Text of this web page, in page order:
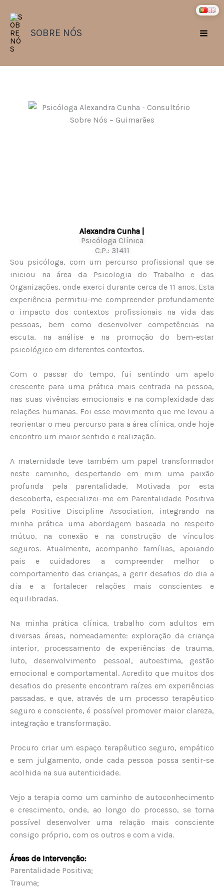
content
SOBRE NÓS
Alexandra Cunha |
Psicóloga Clínica
C.P.: 31411
Sou psicóloga, com um percurso profissional que se
iniciou na área da Psicologia do Trabalho e das
Organizações, onde exerci durante cerca de 11 anos. Esta
experiência permitiu-me compreender profundamente
o impacto dos contextos profissionais na vida das
pessoas, bem como desenvolver competências na
escuta, na análise e na promoção do bem-estar
psicológico em diferentes contextos.
Com o passar do tempo, fui sentindo um apelo
crescente para uma prática mais centrada na pessoa,
nas suas vivências emocionais e na complexidade das
relações humanas. Foi esse movimento que me levou a
reorientar o meu percurso para a área clínica, onde hoje
encontro um maior sentido e realização.
A maternidade teve também um papel transformador
neste caminho, despertando em mim uma paixão
profunda pela parentalidade. Motivada por esta
descoberta, especializei-me em Parentalidade Positiva
pela Positive Discipline Association, integrando na
minha prática uma abordagem baseada no respeito
mútuo, na conexão e na construção de vínculos
seguros. Atualmente, acompanho famílias, apoiando
pais e cuidadores a compreender melhor o
comportamento das crianças, a gerir desafios do dia a
dia e a fortalecer relações mais conscientes e
equilibradas.
Na minha prática clínica, trabalho com adultos em
diversas áreas, nomeadamente: exploração da criança
interior, processamento de experiências de trauma,
luto, desenvolvimento pessoal, autoestima, gestão
emocional e comportamental. Acredito que muitos dos
desafios do presente encontram raízes em experiências
passadas, e que, através de um processo terapêutico
seguro e consciente, é possível promover maior clareza,
integração e transformação.
Procuro criar um espaço terapêutico seguro, empático
e sem julgamento, onde cada pessoa possa sentir-se
acolhida na sua autenticidade.
Vejo a terapia como um caminho de autoconhecimento
e crescimento, onde, ao longo do processo, se torna
possível desenvolver uma relação mais consciente
consigo próprio, com os outros e com a vida.
Áreas de Intervenção:
Parentalidade Positiva;
Trauma;